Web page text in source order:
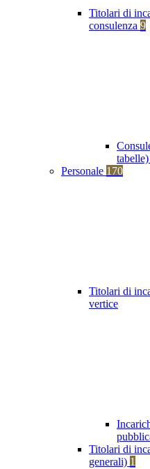
Titolari di
consulenza 9
tabelle)
Personale 170
Titolari di
vertice
Titolari di
generali) 1